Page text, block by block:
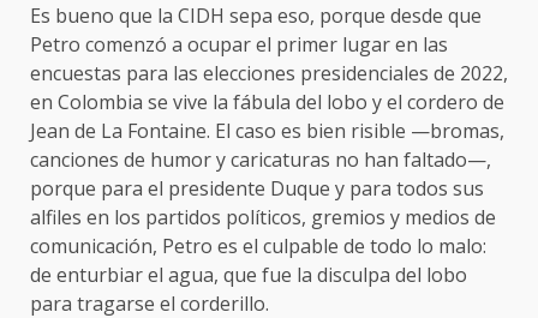
Es bueno que la CIDH sepa eso, porque desde que
Petro comenzó a ocupar el primer lugar en las
encuestas para las elecciones presidenciales de 2022,
en Colombia se vive la fábula del lobo y el cordero de
Jean de La Fontaine. El caso es bien risible —bromas,
canciones de humor y caricaturas no han faltado—,
porque para el presidente Duque y para todos sus
alfiles en los partidos políticos, gremios y medios de
comunicación, Petro es el culpable de todo lo malo:
de enturbiar el agua, que fue la disculpa del lobo
para tragarse el corderillo.